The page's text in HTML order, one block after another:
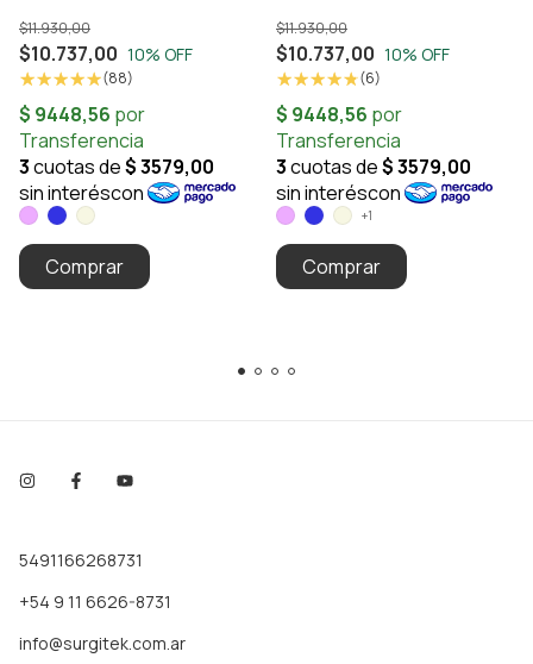
$10.737,00
$11.930,00
10% OFF
(88)
Comprar
$10.737,00
$11.930,00
10% OFF
(6)
+1
Comprar
5491166268731
+54 9 11 6626-8731
info@surgitek.com.ar